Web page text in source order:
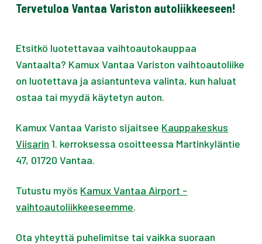
Tervetuloa Vantaa Variston autoliikkeeseen!
Etsitkö luotettavaa vaihtoautokauppaa
Vantaalta? Kamux Vantaa Variston vaihtoautoliike
on luotettava ja asiantunteva valinta, kun haluat
ostaa tai myydä käytetyn auton.
Kamux Vantaa Varisto sijaitsee Kauppakeskus
Viisarin 1. kerroksessa osoitteessa Martinkyläntie
47, 01720 Vantaa.
Tutustu myös Kamux Vantaa Airport -
vaihtoautoliikkeeseemme.
Ota yhteyttä puhelimitse tai vaikka suoraan